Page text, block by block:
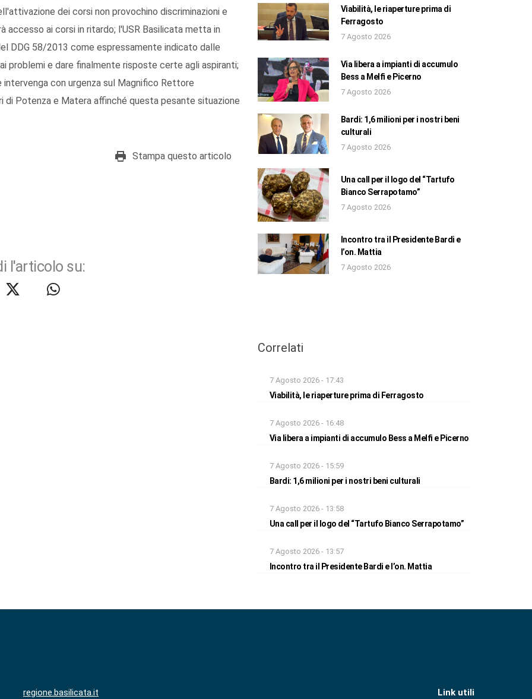
dei corsi non provochino discriminazioni e
accesso ai corsi in ritardo; l'USR Basilicata metta in
DDG 58/2013 come espressamente indicato dalle
problemi e dare finalmente risposte certe agli aspiranti;
con urgenza sul Magnifico Rettore
di Potenza e Matera affinché questa pesante situazione
Stampa questo articolo
l'articolo su:
Viabilità, le riaperture prima di
Ferragosto
7 Agosto 2026
Via libera a impianti di accumulo
Bess a Melfi e Picerno
7 Agosto 2026
Bardi: 1,6 milioni per i nostri beni
culturali
7 Agosto 2026
Una call per il logo del “Tartufo
Bianco Serrapotamo”
7 Agosto 2026
Incontro tra il Presidente Bardi e
l’on. Mattia
7 Agosto 2026
Correlati
7 Agosto 2026 - 17:43
Viabilità, le riaperture prima di Ferragosto
7 Agosto 2026 - 16:48
Via libera a impianti di accumulo Bess a Melfi e Picerno
7 Agosto 2026 - 15:59
Bardi: 1,6 milioni per i nostri beni culturali
7 Agosto 2026 - 13:58
Una call per il logo del “Tartufo Bianco Serrapotamo”
7 Agosto 2026 - 13:57
Incontro tra il Presidente Bardi e l’on. Mattia
regione.basilicata.it Link utili